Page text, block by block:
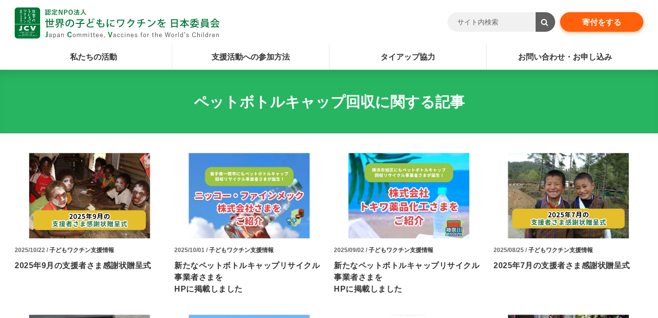
寄付をする
私たちの活動 支援活動への参加方法 タイアップ協力 お問い合わせ・お申し込み
ペットボトルキャップ回収に関する記事
2025/10/22 / 子どもワクチン支援情報
2025年9月の支援者さま感謝状贈呈式
2025/10/01 / 子どもワクチン支援情報
新たなペットボトルキャップリサイクル
事業者さまを
HPに掲載しました
2025/09/02 / 子どもワクチン支援情報
新たなペットボトルキャップリサイクル
事業者さまを
HPに掲載しました
2025/08/25 / 子どもワクチン支援情報
2025年7月の支援者さま感謝状贈呈式